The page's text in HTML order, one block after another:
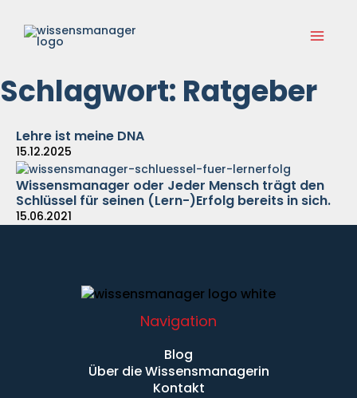
Inhalt
springen
Schlagwort: Ratgeber
Lehre ist meine DNA
15.12.2025
Wissensmanager oder Jeder Mensch trägt den
Schlüssel für seinen (Lern-)Erfolg bereits in sich.
15.06.2021
Navigation
Blog
Über die Wissensmanagerin
Kontakt